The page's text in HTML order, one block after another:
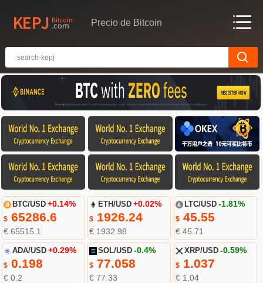
Precio de Bitcoin
BTC/USD +0.14%
$65286.6
€ 65515.1
ETH/USD +0.02%
$ 1926.24
€ 1932.98
LTC/USD -1.81%
$45.55
€ 45.71
ADA/USD +0.29%
$0.198
€ 0.2
SOL/USD -0.4%
$ 77.058
€ 77.33
XRP/USD -0.59%
$1.037
€ 1.04